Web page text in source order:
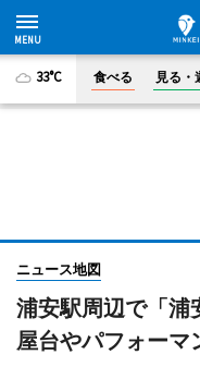
33°C 食べる 見る・
ニュース地図
浦安駅周辺で「
屋台やパフォーマ